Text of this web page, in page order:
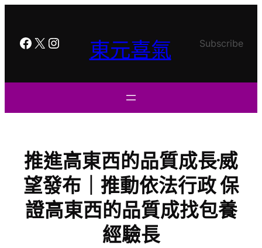
容
Facebook
X Instagram東元喜氣 Subscribe
推進高東西的品質成長·威
望發布｜推動依法行政 保
證高東西的品質成找包養
經驗長